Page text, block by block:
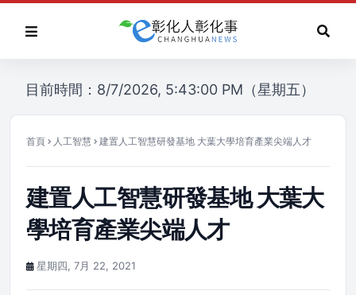
目前時間：8/7/2026, 5:43:00 PM（星期五）
首頁 人工智慧 建置人工智慧研發基地 大葉大學培育產業尖端人才
建置人工智慧研發基地 大葉大
學培育產業尖端人才
星期四, 7月 22, 2021